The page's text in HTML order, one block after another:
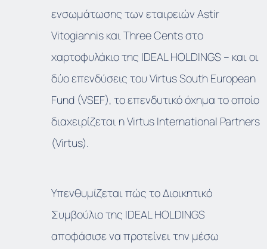
ενσωμάτωσης των εταιρειών Astir
Vitogiannis και Three Cents στο
χαρτοφυλάκιο της IDEAL HOLDINGS – και οι
δύο επενδύσεις του Virtus South European
Fund (VSEF), το επενδυτικό όχημα το οποίο
διαχειρίζεται η Virtus International Partners
(Virtus).
Υπενθυμίζεται πώς το Διοικητικό
Συμβούλιο της IDEAL HOLDINGS
αποφάσισε να προτείνει την μέσω